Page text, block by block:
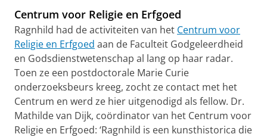
Centrum voor Religie en Erfgoed
Ragnhild had de activiteiten van het Centrum voor
Religie en Erfgoed aan de Faculteit Godgeleerdheid
en Godsdienstwetenschap al lang op haar radar.
Toen ze een postdoctorale Marie Curie
onderzoeksbeurs kreeg, zocht ze contact met het
Centrum en werd ze hier uitgenodigd als fellow. Dr.
Mathilde van Dijk, coördinator van het Centrum voor
Religie en Erfgoed: ‘Ragnhild is een kunsthistorica die